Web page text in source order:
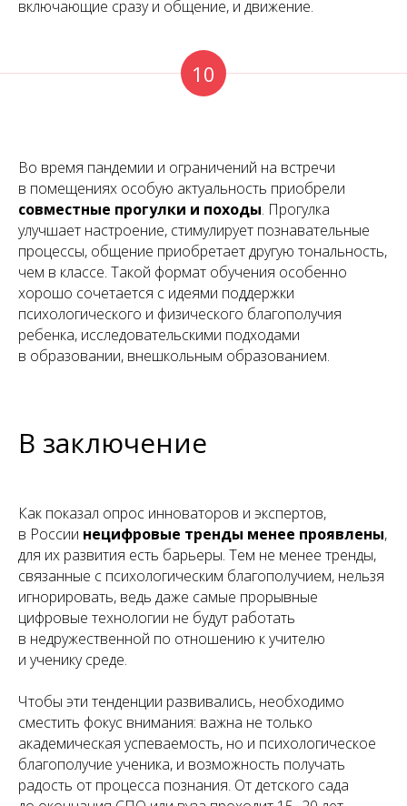
включающие сразу и общение, и движение.
10
Во время пандемии и ограничений на встречи
в помещениях особую актуальность приобрели
совместные прогулки и походы. Прогулка
улучшает настроение, стимулирует познавательные
процессы, общение приобретает другую тональность,
чем в классе. Такой формат обучения особенно
хорошо сочетается с идеями поддержки
психологического и физического благополучия
ребенка, исследовательскими подходами
в образовании, внешкольным образованием.
В заключение
Как показал опрос инноваторов и экспертов,
в России нецифровые тренды менее проявлены,
для их развития есть барьеры. Тем не менее тренды,
связанные с психологическим благополучием, нельзя
игнорировать, ведь даже самые прорывные
цифровые технологии не будут работать
в недружественной по отношению к учителю
и ученику среде.
Чтобы эти тенденции развивались, необходимо
сместить фокус внимания: важна не только
академическая успеваемость, но и психологическое
благополучие ученика, и возможность получать
радость от процесса познания. От детского сада